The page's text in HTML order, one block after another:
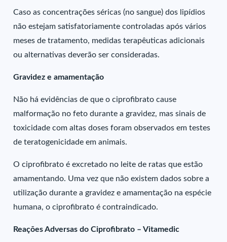
Caso as concentrações séricas (no sangue) dos lipídios
não estejam satisfatoriamente controladas após vários
meses de tratamento, medidas terapêuticas adicionais
ou alternativas deverão ser consideradas.
Gravidez e amamentação
Não há evidências de que o ciprofibrato cause
malformação no feto durante a gravidez, mas sinais de
toxicidade com altas doses foram observados em testes
de teratogenicidade em animais.
O ciprofibrato é excretado no leite de ratas que estão
amamentando. Uma vez que não existem dados sobre a
utilização durante a gravidez e amamentação na espécie
humana, o ciprofibrato é contraindicado.
Reações Adversas do Ciprofibrato – Vitamedic